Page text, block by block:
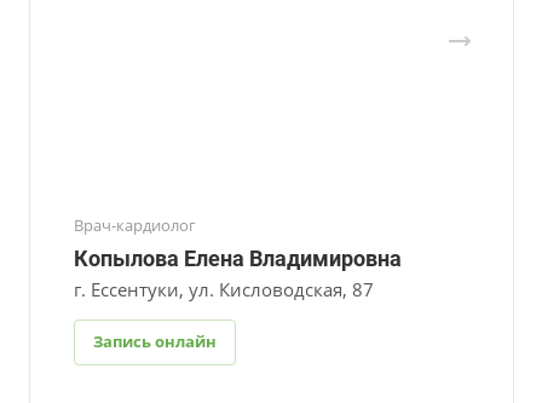
Врач-кардиолог
Копылова Елена Владимировна
г. Ессентуки, ул. Кисловодская, 87
Запись онлайн